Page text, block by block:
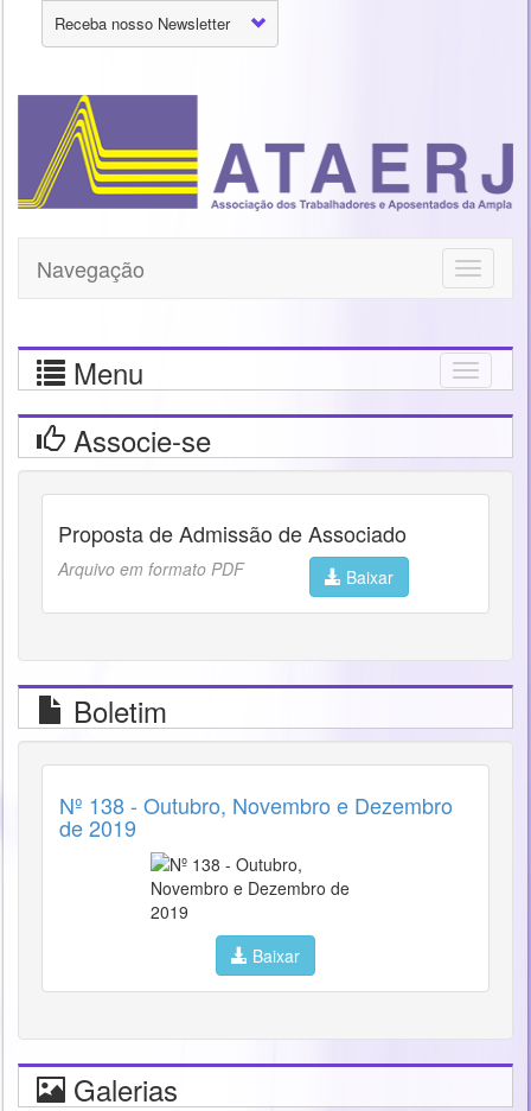
Receba nosso Newsletter
Toggle
Navegação
Menu
Associe-se
Proposta de Admissão de Associado
Arquivo em formato PDF Baixar
Boletim
Nº 138 - Outubro, Novembro e Dezembro
de 2019
Baixar
Galerias